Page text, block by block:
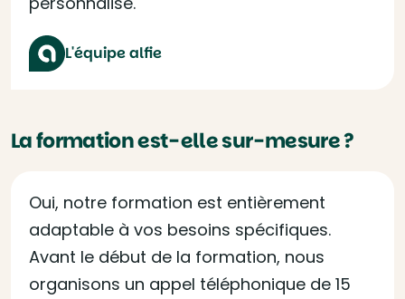
L'équipe alfie
La formation est-elle sur-mesure ?
Oui, notre formation est entièrement
adaptable à vos besoins spécifiques.
Avant le début de la formation, nous
organisons un appel téléphonique de 15